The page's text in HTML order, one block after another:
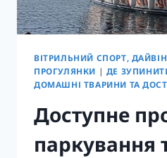
ВІТРИЛЬНИЙ СПОРТ,
ПРОГУЛЯНКИ | ДЕ
ДОМАШНІ ТВАРИНИ ТА
Доступне
паркування